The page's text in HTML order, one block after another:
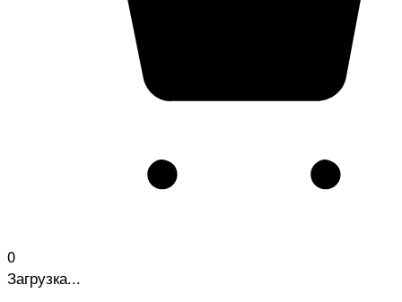
0
Загрузка...